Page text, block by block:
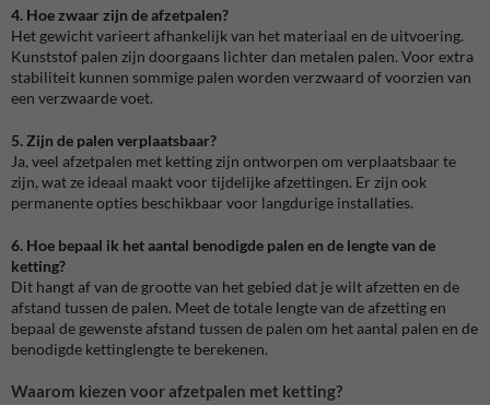
4. Hoe zwaar zijn de afzetpalen?
Het gewicht varieert afhankelijk van het materiaal en de uitvoering.
Kunststof palen zijn doorgaans lichter dan metalen palen. Voor extra
stabiliteit kunnen sommige palen worden verzwaard of voorzien van
een verzwaarde voet.
5. Zijn de palen verplaatsbaar?
Ja, veel afzetpalen met ketting zijn ontworpen om verplaatsbaar te
zijn, wat ze ideaal maakt voor tijdelijke afzettingen. Er zijn ook
permanente opties beschikbaar voor langdurige installaties.
6. Hoe bepaal ik het aantal benodigde palen en de lengte van de
ketting?
Dit hangt af van de grootte van het gebied dat je wilt afzetten en de
afstand tussen de palen. Meet de totale lengte van de afzetting en
bepaal de gewenste afstand tussen de palen om het aantal palen en de
benodigde kettinglengte te berekenen.
Waarom kiezen voor afzetpalen met ketting?